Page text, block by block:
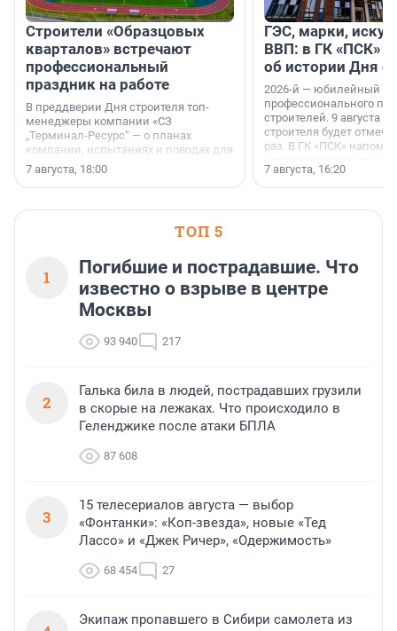
Строители «Образцовых
кварталов» встречают
профессиональный
праздник на работе
В преддверии Дня строителя топ-
менеджеры компании «СЗ
„Терминал-Ресурс“ — о планах
компании, испытаниях и поводах для
осторожного оптимизма.
7 августа, 18:00
ГЭС, марки,
ВВП: в ГК «ПСК»
об истории Дня
2026-й — юбилейный
профессионального
строителей. 9 августа
строителя будет
раз. В ГК «ПСК»
поменялась роль
7 августа, 16:20
ТОП 5
1
Погибшие и пострадавшие. Что
известно о взрыве в центре
Москвы
93 940 217
2
Галька била в людей, пострадавших грузили
в скорые на лежаках. Что происходило в
Геленджике после атаки БПЛА
87 608
3
15 телесериалов августа — выбор
«Фонтанки»: «Коп-звезда», новые «Тед
Лассо» и «Джек Ричер», «Одержимость»
68 454 27
Экипаж пропавшего в Сибири самолета из